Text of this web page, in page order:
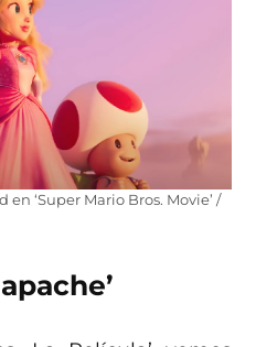
en ‘Super Mario Bros. Movie’ /